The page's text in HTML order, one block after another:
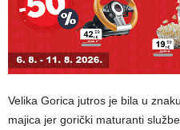
Velika Gorica jutros je bila u
majica jer gorički maturanti